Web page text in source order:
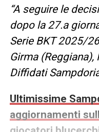
“A seguire le
dopo la 27.a
Serie BKT 2025/
Girma
Diffidati
Ultimissime
aggiornamenti